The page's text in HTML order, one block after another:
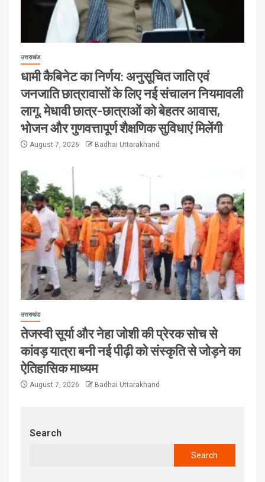
उत्तराखंड
धामी कैबिनेट का निर्णय: अनुसूचित जाति एवं
जनजाति छात्रावासों के लिए नई संचालन नियमावली
लागू, मेधावी छात्र-छात्राओं को बेहतर आवास,
भोजन और गुणवत्तापूर्ण शैक्षणिक सुविधाएं मिलेंगी
August 7, 2026 Badhai Uttarakhand
उत्तराखंड
तेजस्वी सूर्या और नेहा जोशी की प्रेरक सोच से
कांवड़ यात्रा बनी नई पीढ़ी को संस्कृति से जोड़ने का
ऐतिहासिक माध्यम
August 7, 2026 Badhai Uttarakhand
Search
Search